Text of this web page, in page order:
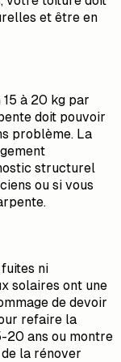
et être en
à 20 kg par
doit pouvoir
problème. La
structurel
ou si vous
ni
solaires ont une
de devoir
refaire la
20 ans ou montre
la rénover